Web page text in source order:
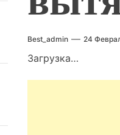
Best_admin 24
Загрузка…